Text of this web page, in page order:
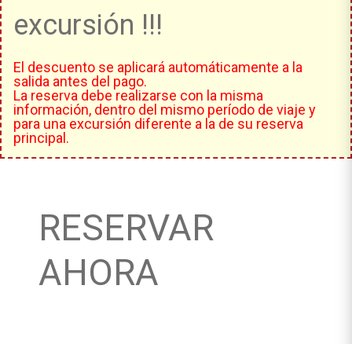
excursión !!!
El descuento se aplicará automáticamente a la
salida antes del pago.
La reserva debe realizarse con la misma
información, dentro del mismo período de viaje y
para una excursión diferente a la de su reserva
principal.
RESERVAR
AHORA